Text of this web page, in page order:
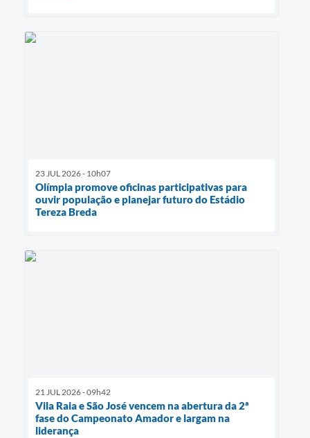
23 JUL 2026 - 10h07
Olímpia promove oficinas participativas para
ouvir população e planejar futuro do Estádio
Tereza Breda
21 JUL 2026 - 09h42
Vila Raia e São José vencem na abertura da 2ª
fase do Campeonato Amador e largam na
liderança